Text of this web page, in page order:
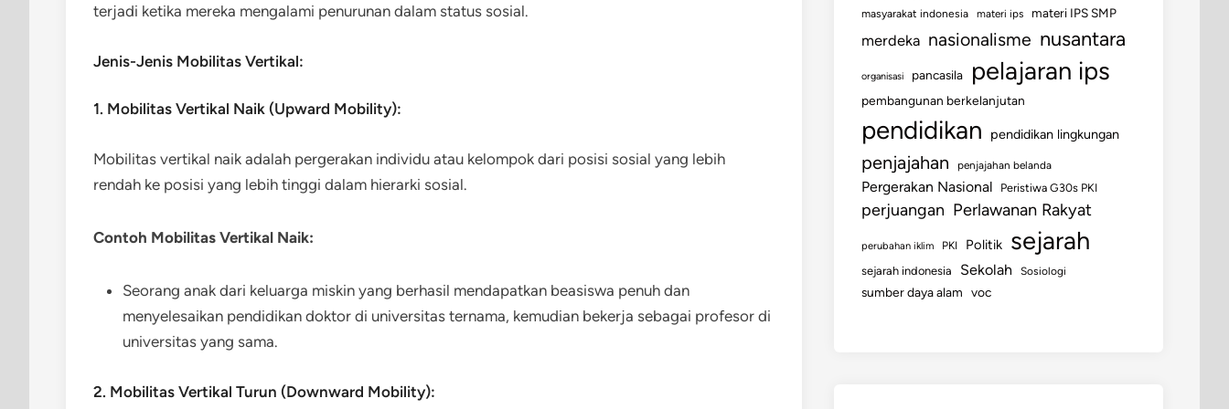
terjadi ketika mereka mengalami penurunan dalam status sosial.
Jenis-Jenis Mobilitas Vertikal:
1. Mobilitas Vertikal Naik (Upward Mobility):
Mobilitas vertikal naik adalah pergerakan individu atau kelompok dari posisi sosial yang lebih
rendah ke posisi yang lebih tinggi dalam hierarki sosial.
Contoh Mobilitas Vertikal Naik:
Seorang anak dari keluarga miskin yang berhasil mendapatkan beasiswa penuh dan
menyelesaikan pendidikan doktor di universitas ternama, kemudian bekerja sebagai profesor di
universitas yang sama.
2. Mobilitas Vertikal Turun (Downward Mobility):
masyarakat indonesia materi ips materi IPS SMP
merdeka nasionalisme nusantara
organisasi pancasila pelajaran ips
pembangunan berkelanjutan
pendidikan pendidikan lingkungan
penjajahan penjajahan belanda
Pergerakan Nasional Peristiwa G30s PKI
perjuangan Perlawanan Rakyat
perubahan iklim PKI Politik sejarah
sejarah indonesia Sekolah Sosiologi
sumber daya alam voc